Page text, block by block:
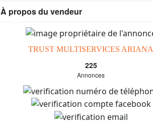
À propos du vendeur
TRUST MULTISERVICES ARIANA
225
Annonces